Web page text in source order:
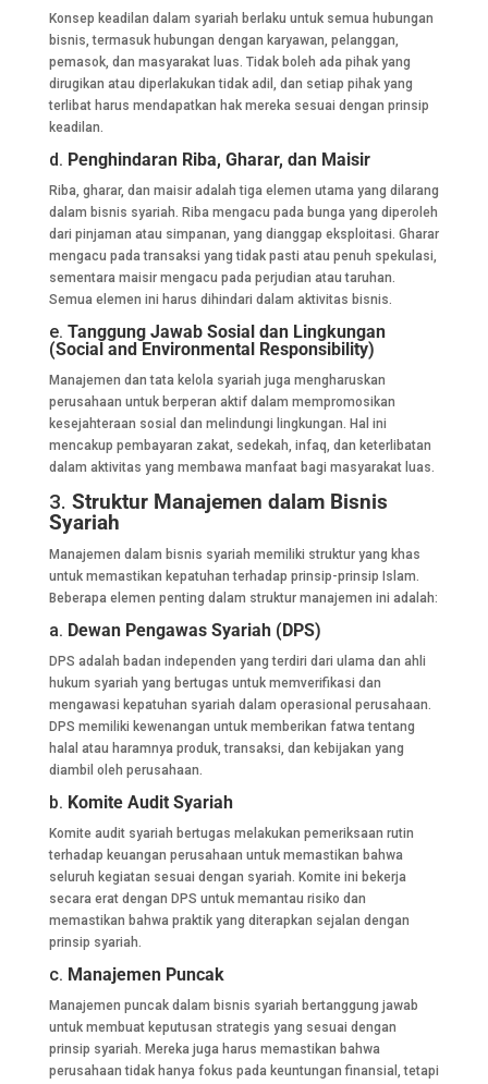
Konsep keadilan dalam syariah berlaku untuk semua hubungan
bisnis, termasuk hubungan dengan karyawan, pelanggan,
pemasok, dan masyarakat luas. Tidak boleh ada pihak yang
dirugikan atau diperlakukan tidak adil, dan setiap pihak yang
terlibat harus mendapatkan hak mereka sesuai dengan prinsip
keadilan.
d. Penghindaran Riba, Gharar, dan Maisir
Riba, gharar, dan maisir adalah tiga elemen utama yang dilarang
dalam bisnis syariah. Riba mengacu pada bunga yang diperoleh
dari pinjaman atau simpanan, yang dianggap eksploitasi. Gharar
mengacu pada transaksi yang tidak pasti atau penuh spekulasi,
sementara maisir mengacu pada perjudian atau taruhan.
Semua elemen ini harus dihindari dalam aktivitas bisnis.
e. Tanggung Jawab Sosial dan Lingkungan
(Social and Environmental Responsibility)
Manajemen dan tata kelola syariah juga mengharuskan
perusahaan untuk berperan aktif dalam mempromosikan
kesejahteraan sosial dan melindungi lingkungan. Hal ini
mencakup pembayaran zakat, sedekah, infaq, dan keterlibatan
dalam aktivitas yang membawa manfaat bagi masyarakat luas.
3. Struktur Manajemen dalam Bisnis
Syariah
Manajemen dalam bisnis syariah memiliki struktur yang khas
untuk memastikan kepatuhan terhadap prinsip-prinsip Islam.
Beberapa elemen penting dalam struktur manajemen ini adalah:
a. Dewan Pengawas Syariah (DPS)
DPS adalah badan independen yang terdiri dari ulama dan ahli
hukum syariah yang bertugas untuk memverifikasi dan
mengawasi kepatuhan syariah dalam operasional perusahaan.
DPS memiliki kewenangan untuk memberikan fatwa tentang
halal atau haramnya produk, transaksi, dan kebijakan yang
diambil oleh perusahaan.
b. Komite Audit Syariah
Komite audit syariah bertugas melakukan pemeriksaan rutin
terhadap keuangan perusahaan untuk memastikan bahwa
seluruh kegiatan sesuai dengan syariah. Komite ini bekerja
secara erat dengan DPS untuk memantau risiko dan
memastikan bahwa praktik yang diterapkan sejalan dengan
prinsip syariah.
c. Manajemen Puncak
Manajemen puncak dalam bisnis syariah bertanggung jawab
untuk membuat keputusan strategis yang sesuai dengan
prinsip syariah. Mereka juga harus memastikan bahwa
perusahaan tidak hanya fokus pada keuntungan finansial, tetapi